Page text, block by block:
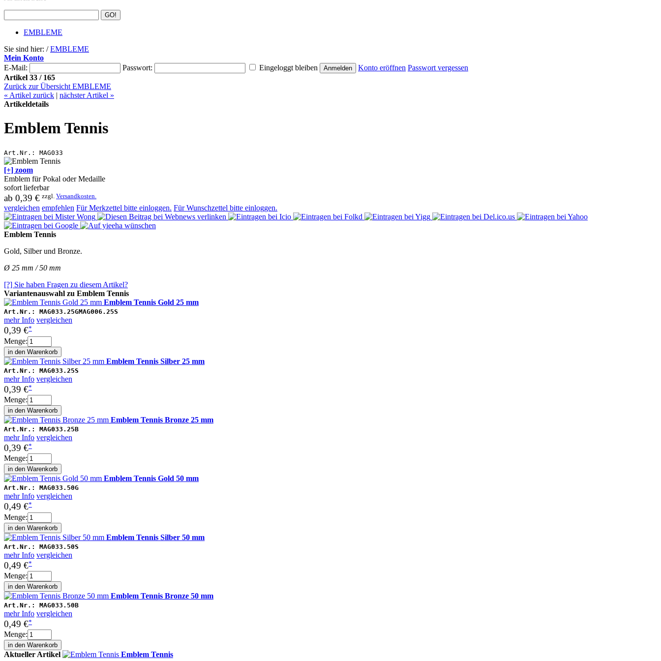
EMBLEME
Sie sind hier: /EMBLEME
Mein Konto
E-Mail:
Passwort: Eingeloggt bleiben Konto eröffnen Passwort vergessen
Artikel 33 / 165
Zurück zur Übersicht EMBLEME
« Artikel zurück | nächster Artikel »
Artikeldetails
Emblem Tennis
Art.Nr.: MAG033
[+] zoom
Emblem für Pokal oder Medaille
sofort lieferbar
ab 0,39 € zzgl. Versandkosten.
vergleichen empfehlen Für Merkzettel bitte einloggen. Für Wunschzettel bitte einloggen.
Emblem Tennis
Gold, Silber und Bronze.
Ø 25 mm / 50 mm
[?] Sie haben Fragen zu diesem Artikel?
Variantenauswahl zu Emblem Tennis
Emblem Tennis Gold 25 mm
Art.Nr.: MAG033.25GMAG006.25S
mehr Info vergleichen
0,39 €*
Menge:
Emblem Tennis Silber 25 mm
Art.Nr.: MAG033.25S
mehr Info vergleichen
0,39 €*
Menge:
Emblem Tennis Bronze 25 mm
Art.Nr.: MAG033.25B
mehr Info vergleichen
0,39 €*
Menge:
Emblem Tennis Gold 50 mm
Art.Nr.: MAG033.50G
mehr Info vergleichen
0,49 €*
Menge:
Emblem Tennis Silber 50 mm
Art.Nr.: MAG033.50S
mehr Info vergleichen
0,49 €*
Menge:
Emblem Tennis Bronze 50 mm
Art.Nr.: MAG033.50B
mehr Info vergleichen
0,49 €*
Menge:
Aktueller Artikel Emblem Tennis